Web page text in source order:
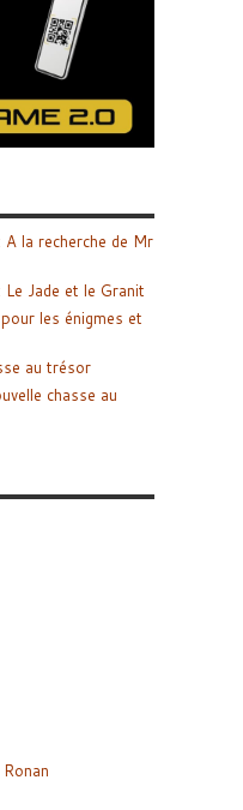
la recherche de Mr
Jade et le Granit
les énigmes et
au trésor
chasse au